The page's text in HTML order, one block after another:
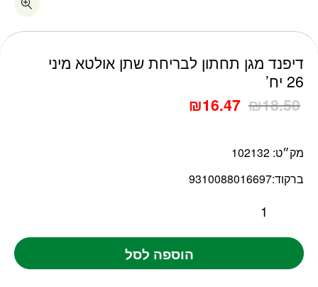
דיפנד מגן תחתון לבריחת שתן אולטא מיני
26 יח’
₪18.50
₪16.47
מק״ט: 102132
ברקוד:9310088016697
כמות דיפנד מגן תחתון לבריחת שתן אולטא מיני 26 יח'
הוספה לסל